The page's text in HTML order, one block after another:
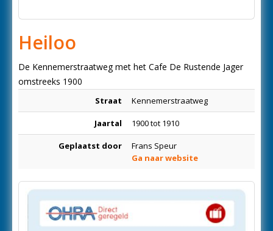
Heiloo
De Kennemerstraatweg met het Cafe De Rustende Jager
omstreeks 1900
Straat Kennemerstraatweg
Jaartal 1900 tot 1910
Geplaatst door
Frans Speur
Ga naar website